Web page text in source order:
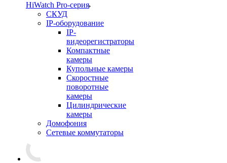
HiWatch Pro-серия
CКУД
IP-оборудование
IP-
видеорегистраторы
Компактные
камеры
Купольные камеры
Скоростные
поворотные
камеры
Цилиндрические
камеры
Домофония
Сетевые коммутаторы